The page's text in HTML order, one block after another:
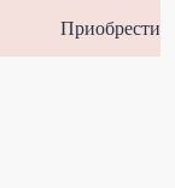
Приобрести